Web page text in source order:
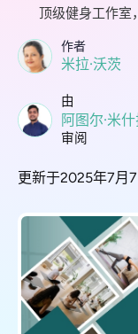
顶级健身工作室
作者
米拉·沃茨
由
阿图尔·米
审阅
更新于2025年7月7